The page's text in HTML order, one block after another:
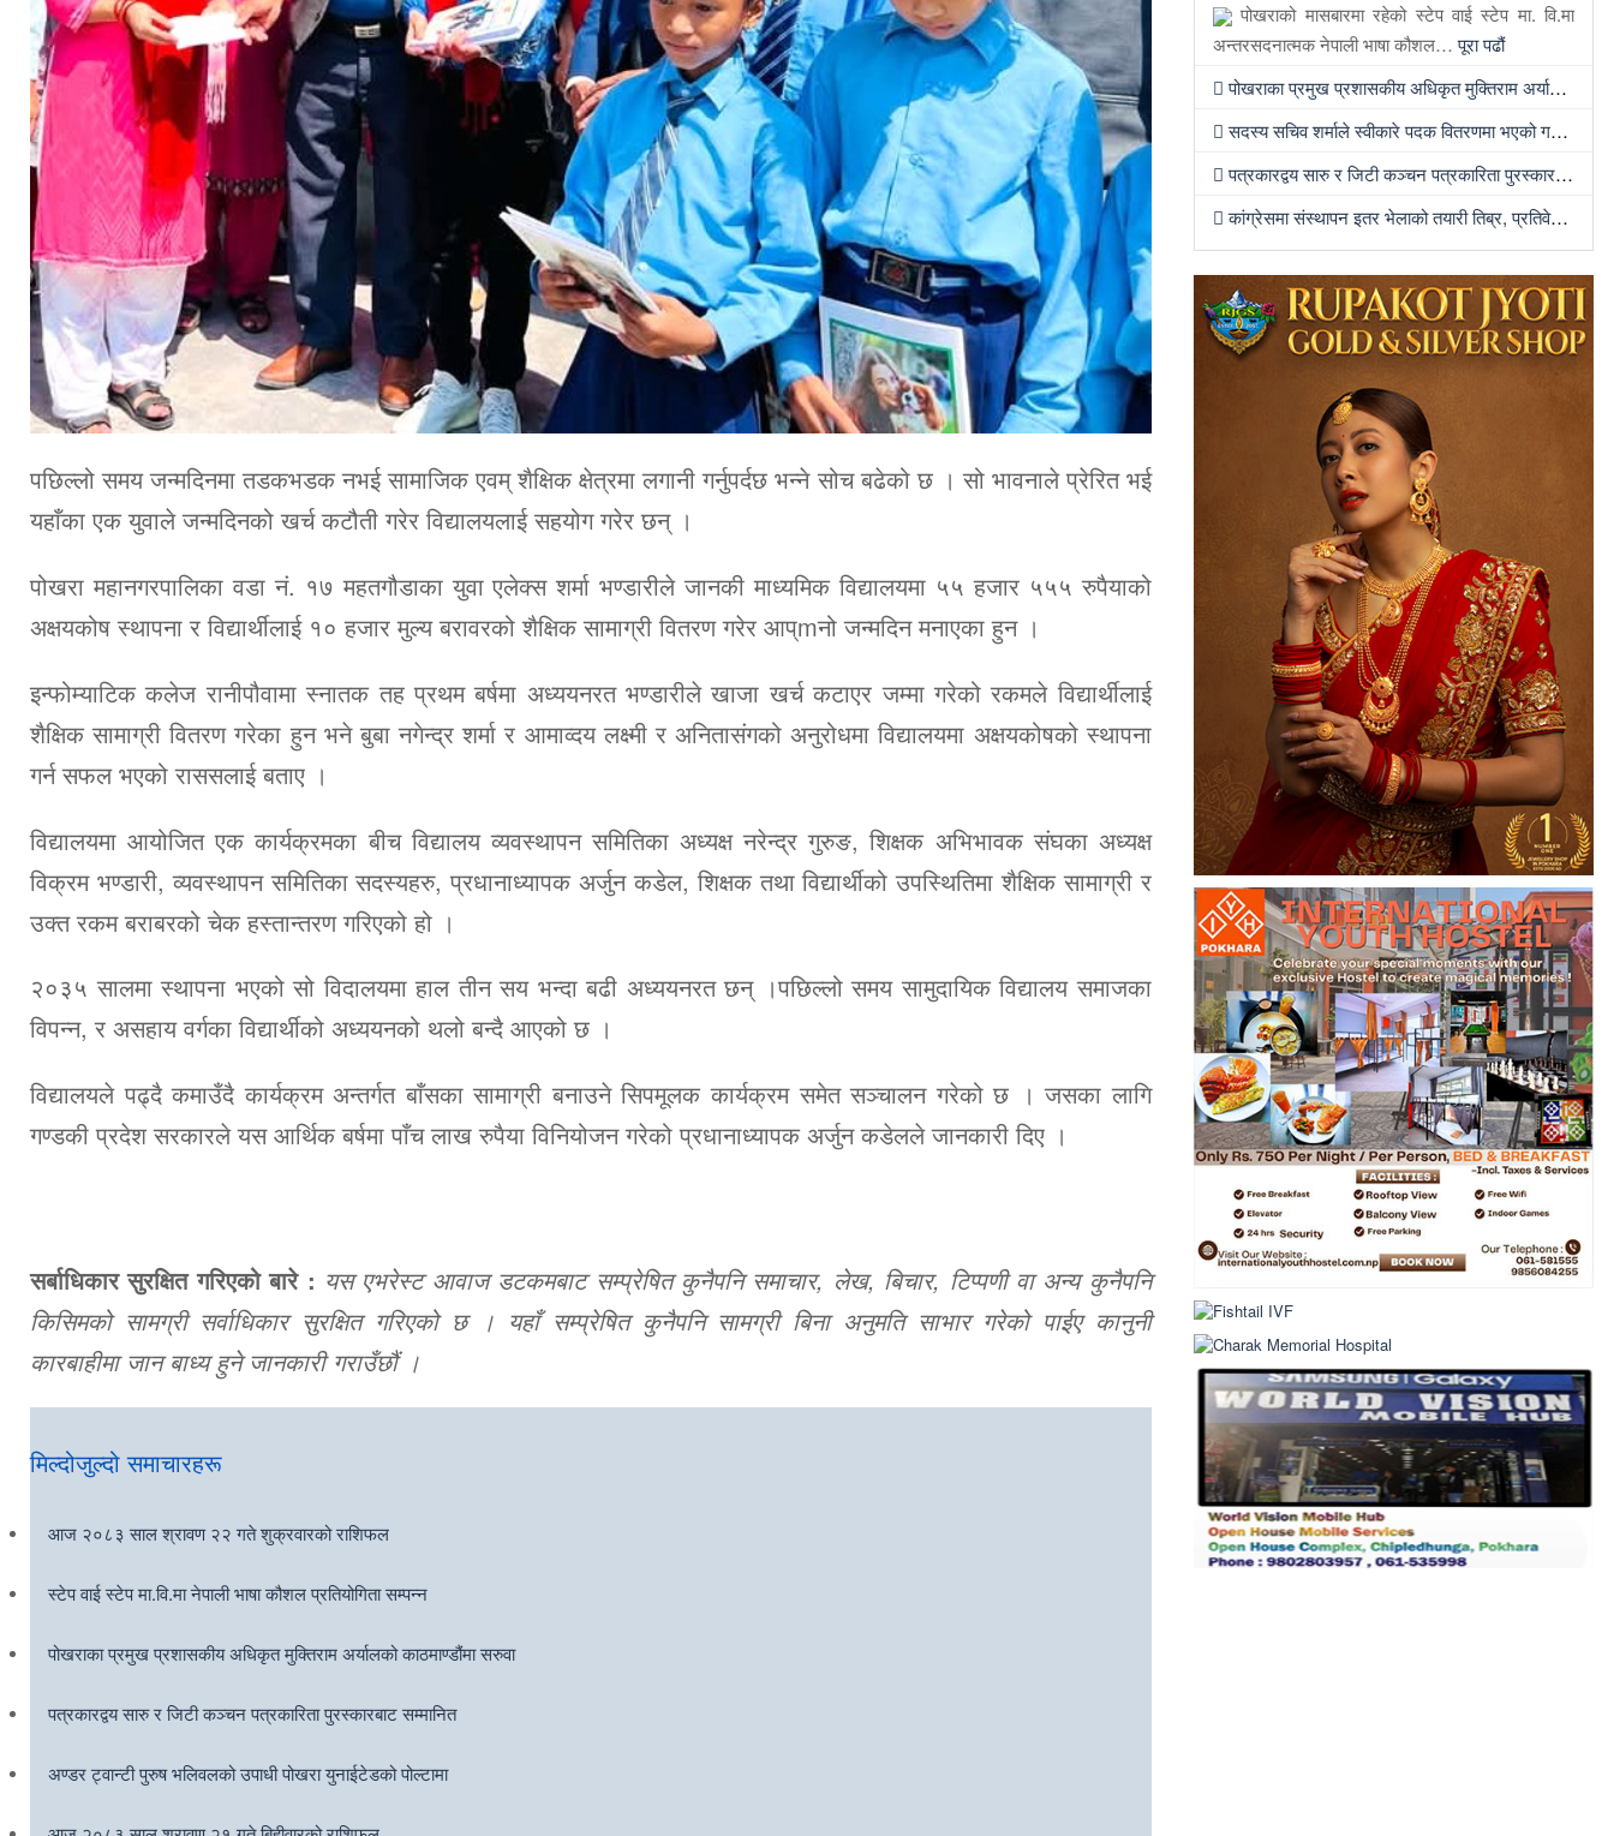
पछिल्लो समय जन्मदिनमा तडकभडक नभई सामाजिक एवम् शैक्षिक क्षेत्रमा लगानी गर्नुपर्दछ भन्ने सोच बढेको छ । सो भावनाले प्रेरित भई
यहाँका एक युवाले जन्मदिनको खर्च कटौती गरेर विद्यालयलाई सहयोग गरेर छन् ।
पोखरा महानगरपालिका वडा नं. १७ महतगौडाका युवा एलेक्स शर्मा भण्डारीले जानकी माध्यमिक विद्यालयमा ५५ हजार ५५५ रुपैयाको
अक्षयकोष स्थापना र विद्यार्थीलाई १० हजार मुल्य बरावरको शैक्षिक सामाग्री वितरण गरेर आप्mनो जन्मदिन मनाएका हुन ।
इन्फोम्याटिक कलेज रानीपौवामा स्नातक तह प्रथम बर्षमा अध्ययनरत भण्डारीले खाजा खर्च कटाएर जम्मा गरेको रकमले विद्यार्थीलाई
शैक्षिक सामाग्री वितरण गरेका हुन भने बुबा नगेन्द्र शर्मा र आमाव्दय लक्ष्मी र अनितासंगको अनुरोधमा विद्यालयमा अक्षयकोषको स्थापना
गर्न सफल भएको राससलाई बताए ।
विद्यालयमा आयोजित एक कार्यक्रमका बीच विद्यालय व्यवस्थापन समितिका अध्यक्ष नरेन्द्र गुरुङ, शिक्षक अभिभावक संघका अध्यक्ष
विक्रम भण्डारी, व्यवस्थापन समितिका सदस्यहरु, प्रधानाध्यापक अर्जुन कडेल, शिक्षक तथा विद्यार्थीको उपस्थितिमा शैक्षिक सामाग्री र
उक्त रकम बराबरको चेक हस्तान्तरण गरिएको हो ।
२०३५ सालमा स्थापना भएको सो विदालयमा हाल तीन सय भन्दा बढी अध्ययनरत छन् ।पछिल्लो समय सामुदायिक विद्यालय समाजका
विपन्न, र असहाय वर्गका विद्यार्थीको अध्ययनको थलो बन्दै आएको छ ।
विद्यालयले पढ्दै कमाउँदै कार्यक्रम अन्तर्गत बाँसका सामाग्री बनाउने सिपमूलक कार्यक्रम समेत सञ्चालन गरेको छ । जसका लागि
गण्डकी प्रदेश सरकारले यस आर्थिक बर्षमा पाँच लाख रुपैया विनियोजन गरेको प्रधानाध्यापक अर्जुन कडेलले जानकारी दिए ।
सर्बाधिकार सुरक्षित गरिएको बारे : यस एभरेस्ट आवाज डटकमबाट सम्प्रेषित कुनैपनि समाचार, लेख, बिचार, टिप्पणी वा अन्य कुनैपनि
किसिमको सामग्री सर्वाधिकार सुरक्षित गरिएको छ । यहाँ सम्प्रेषित कुनैपनि सामग्री बिना अनुमति साभार गरेको पाईए कानुनी
कारबाहीमा जान बाध्य हुने जानकारी गराउँछौं ।
मिल्दोजुल्दो समाचारहरू
आज २०८३ साल श्रावण २२ गते शुक्रवारको राशिफल
स्टेप वाई स्टेप मा.वि.मा नेपाली भाषा कौशल प्रतियोगिता सम्पन्न
पोखराका प्रमुख प्रशासकीय अधिकृत मुक्तिराम अर्यालको काठमाण्डौंमा सरुवा
पत्रकारद्वय सारु र जिटी कञ्चन पत्रकारिता पुरस्कारबाट सम्मानित
अण्डर ट्वान्टी पुरुष भलिवलको उपाधी पोखरा युनाईटेडको पोल्टामा
पोखराको मासबारमा रहेको स्टेप वाई स्टेप मा. वि.मा
अन्तरसदनात्मक नेपाली भाषा कौशल…पूरा पढौं
पोखराका प्रमुख प्रशासकीय अधिकृत मुक्तिराम अर्यालको काठमाण्डौंमा सरुवा
सदस्य सचिव शर्माले स्वीकारे पदक वितरणमा भएको गल्ती, तर सच्याउन तयार भएनन्
पत्रकारद्वय सारु र जिटी कञ्चन पत्रकारिता पुरस्कारबाट सम्मानित
कांग्रेसमा संस्थापन इतर भेलाको तयारी तिब्र, प्रतिवेदन लेख्न नेताहरुलाई जिम्मेवारी, भेलामा सहभागी हुन देउवा फर्कदैं